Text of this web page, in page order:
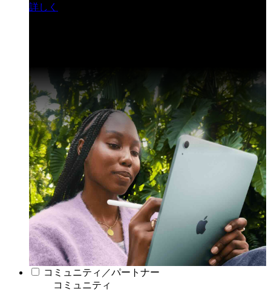
詳しく
コミュニティ／パートナー
コミュニティ